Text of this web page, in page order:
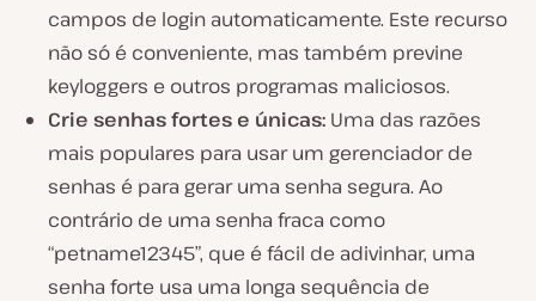
campos de login automaticamente. Este recurso
não só é conveniente, mas também previne
keyloggers e outros programas maliciosos.
Crie senhas fortes e únicas: Uma das razões
mais populares para usar um gerenciador de
senhas é para gerar uma senha segura. Ao
contrário de uma senha fraca como
“petname12345”, que é fácil de adivinhar, uma
senha forte usa uma longa sequência de